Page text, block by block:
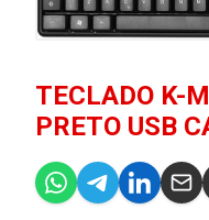
TECLADO K-
PRETO USB